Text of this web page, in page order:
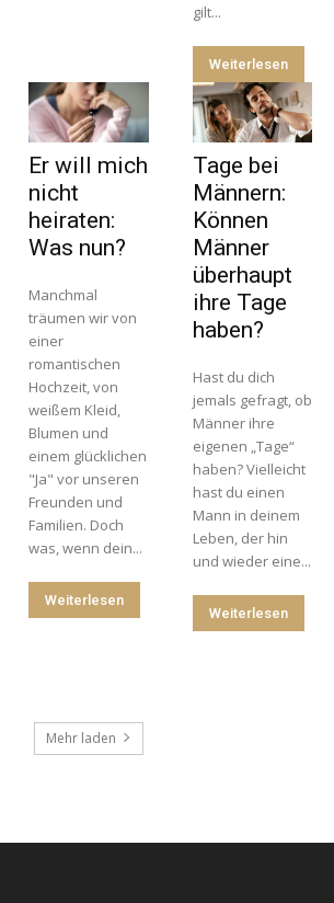
gilt...
Weiterlesen
Er will mich
nicht
heiraten:
Was nun?
Manchmal
träumen wir von
einer
romantischen
Hochzeit, von
weißem Kleid,
Blumen und
einem glücklichen
"Ja" vor unseren
Freunden und
Familien. Doch
was, wenn dein...
Weiterlesen
Tage bei
Männern:
Können
Männer
überhaupt
ihre Tage
haben?
Hast du dich
jemals gefragt, ob
Männer ihre
eigenen „Tage“
haben? Vielleicht
hast du einen
Mann in deinem
Leben, der hin
und wieder eine...
Weiterlesen
Mehr laden